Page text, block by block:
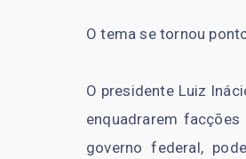
O tema se tornou
O presidente Luiz
enquadrarem
governo federal,